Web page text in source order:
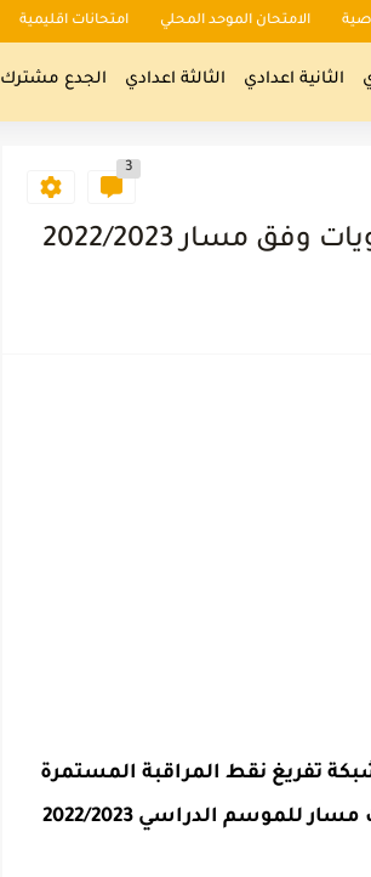
الامتحان الموحد المحلي امتحانات اقليمية
الثانية اعدادي الثالثة اعدادي الجدع مشترك
3
مسار 2022/2023
تفريغ نقط المراقبة المستمرة
لجميع المستويات التعليمية عربية وفرنسية وفق تحديث مسار للموسم الدراسي 2022/2023